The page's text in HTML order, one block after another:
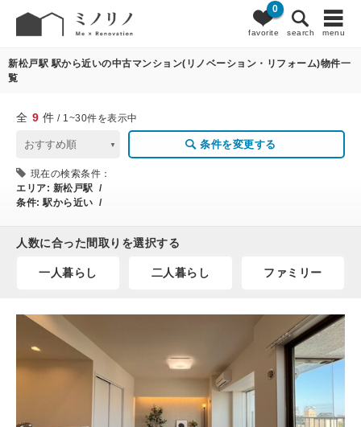
favorite
0
search menu
9 条件変更
新松戸駅 駅から近いの中古マンション(リノベーション・リフォーム)物件一
覧
全 9 件 / 1~30件を表示中
条件を変更する
現在の検索条件：
エリア: 新松戸駅 /
条件: 駅から近い /
人数に合った間取りを選択する
一人暮らし 二人暮らし ファミリー